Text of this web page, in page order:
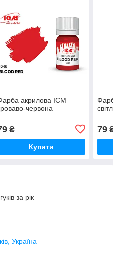
акрилова ICM
червона
₴
Купити
79
за рік
Україна